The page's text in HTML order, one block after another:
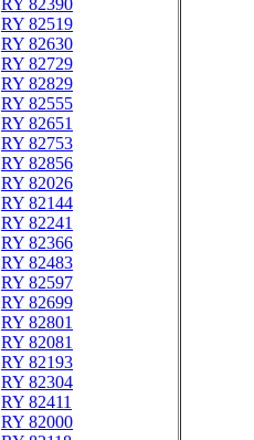
RY 82390
RY 82519
RY 82630
RY 82729
RY 82829
RY 82555
RY 82651
RY 82753
RY 82856
RY 82026
RY 82144
RY 82241
RY 82366
RY 82483
RY 82597
RY 82699
RY 82801
RY 82081
RY 82193
RY 82304
RY 82411
RY 82000